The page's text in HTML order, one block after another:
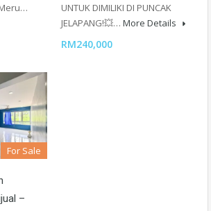
UNTUK DIMILIKI DI PUNCAK
JELAPANG!💥… More Details
RM240,000
For Sale
–